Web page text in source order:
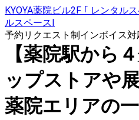
KYOYA薬院ビル2F ｢ レンタル
ルスペースⅠ
予約リクエスト制インボイス対
【薬院駅から
ップストアや
薬院エリアの